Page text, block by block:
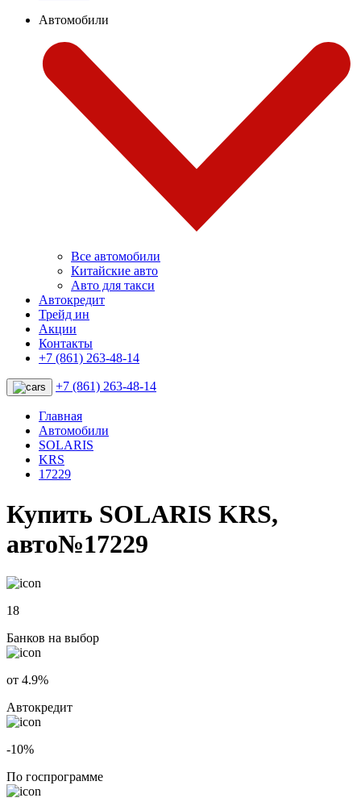
Автомобили
Все автомобили
Китайские авто
Авто для такси
Автокредит
Трейд ин
Акции
Контакты
+7 (861) 263-48-14
+7 (861) 263-48-14
Главная
Автомобили
SOLARIS
KRS
17229
Купить SOLARIS KRS,
авто№17229
18
Банков на выбор
от 4.9%
Автокредит
-10%
По госпрограмме